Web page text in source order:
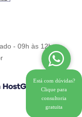
- 09h às 12h.
Está com dúvidas?
Clique para
consultoria
gratuita